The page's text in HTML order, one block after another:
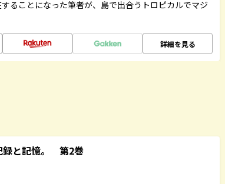
ることになった筆者が、島で出合うトロピカルでマジ
詳細を見る
録と記憶。 第2巻